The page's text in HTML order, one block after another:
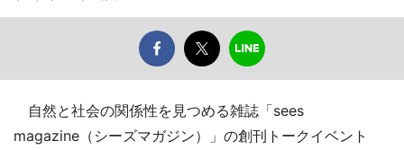
自然と社会の関係性を見つめる雑誌「sees
magazine（シーズマガジン）」の創刊トークイベント